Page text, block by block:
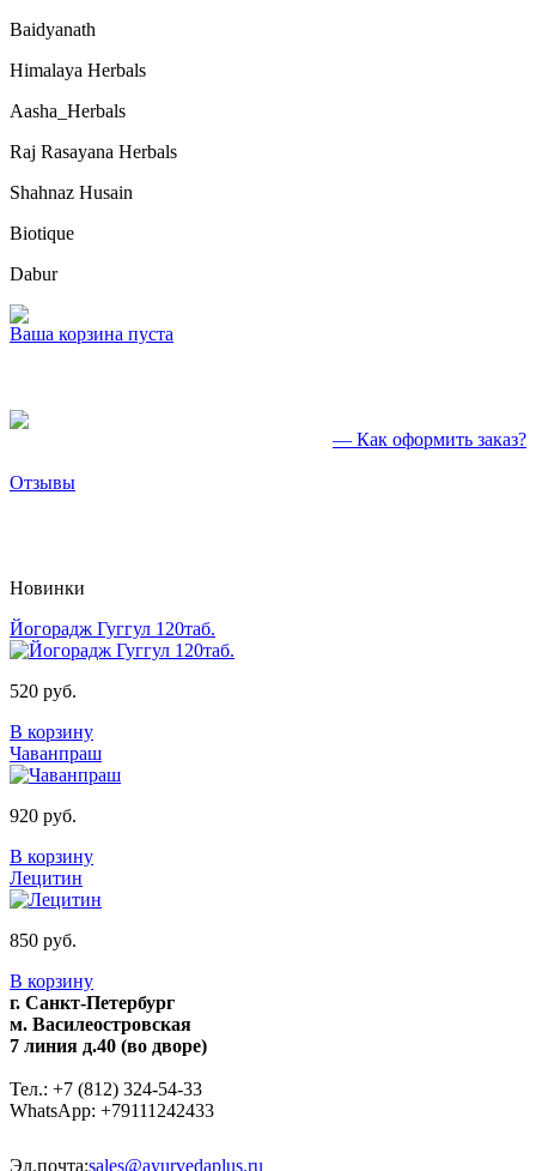
Baidyanath
Himalaya Herbals
Aasha_Herbals
Raj Rasayana Herbals
Shahnaz Husain
Biotique
Dabur
Ваша корзина пуста
— Как оформить заказ?
Отзывы
Новинки
Йогорадж Гуггул 120таб.
520 руб.
В корзину
Чаванпраш
920 руб.
В корзину
Лецитин
850 руб.
В корзину
г. Санкт-Петербург
м. Василеостровская
7 линия д.40 (во дворе)
Тел.: +7 (812) 324-54-33
WhatsApp: +79111242433
Эл.почта:sales@ayurvedaplus.ru